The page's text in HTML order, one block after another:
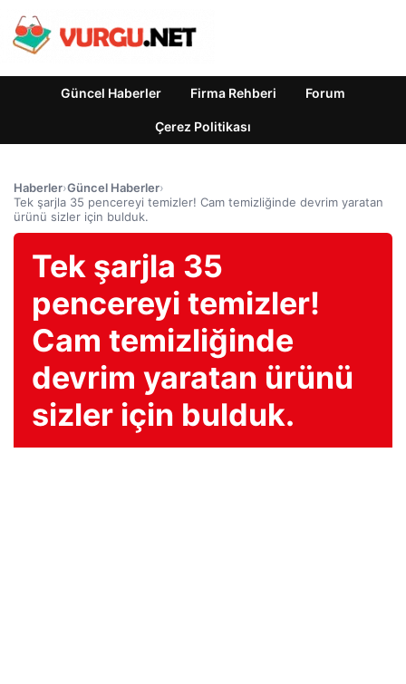
Güncel Haberler Firma Rehberi Forum
Çerez Politikası
Haberler›Güncel Haberler›
Tek şarjla 35 pencereyi temizler! Cam temizliğinde devrim yaratan
ürünü sizler için bulduk.
Tek şarjla 35
pencereyi temizler!
Cam temizliğinde
devrim yaratan ürünü
sizler için bulduk.